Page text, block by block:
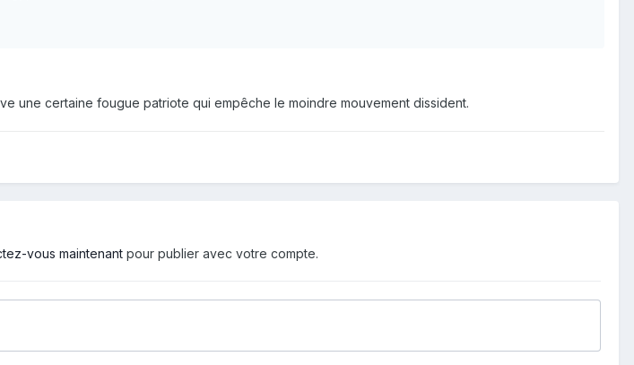
une certaine fougue patriote qui empêche le moindre mouvement dissident.
vous maintenant pour publier avec votre compte.